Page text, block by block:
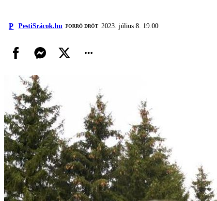
P PestiSrácok.hu FORRÓ DRÓT 2023. július 8. 19:00